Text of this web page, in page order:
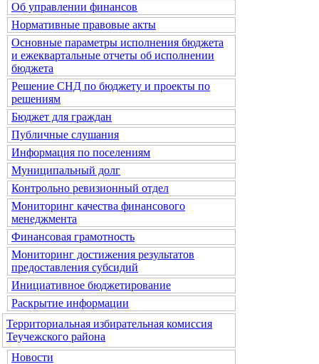
Об управлении финансов
Нормативные правовые акты
Основные параметры исполнения бюджета
и ежеквартальные отчеты об исполнении
бюджета
Решение СНД по бюджету и проекты по
решениям
Бюджет для граждан
Публичные слушания
Информация по поселениям
Муниципальный долг
Контрольно ревизионный отдел
Мониторинг качества финансового
менеджмента
Финансовая грамотность
Мониторинг достижения результатов
предоставления субсидий
Инициативное бюджетирование
Раскрытие информации
Территориальная избирательная комиссия
Теучежского района
Новости